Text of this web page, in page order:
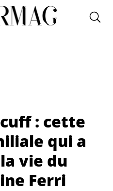
: cette
qui a
vie du
Ferri